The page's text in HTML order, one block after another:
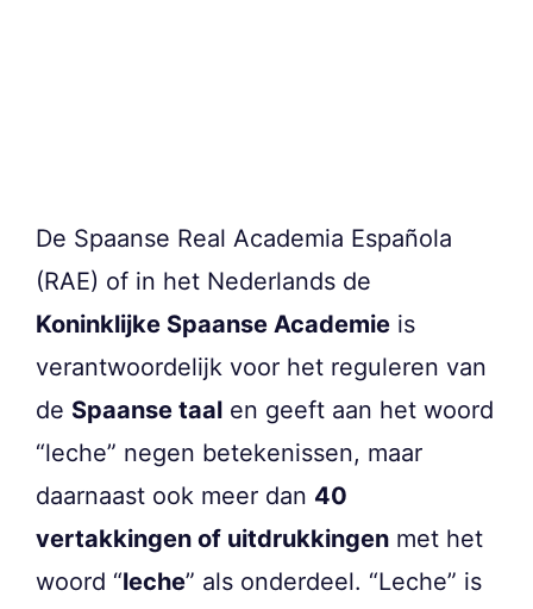
De Spaanse Real Academia Española
(RAE) of in het Nederlands de
Koninklijke Spaanse Academie is
verantwoordelijk voor het reguleren van
de Spaanse taal en geeft aan het woord
“leche” negen betekenissen, maar
daarnaast ook meer dan 40
vertakkingen of uitdrukkingen met het
woord “leche” als onderdeel. “Leche” is